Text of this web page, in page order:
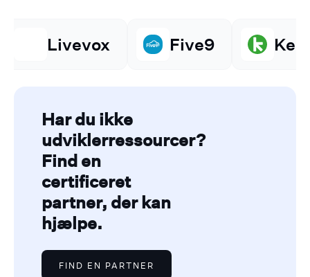
Five9 Keap
Har du ikke
udviklerressourcer?
Find en
certificeret
partner, der kan
hjælpe.
FIND EN PARTNER